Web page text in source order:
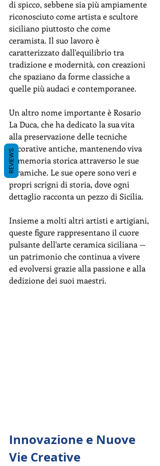
di spicco, sebbene sia più ampiamente
riconosciuto come artista e scultore
siciliano piuttosto che come
ceramista. Il suo lavoro è
caratterizzato dall'equilibrio tra
tradizione e modernità, con creazioni
che spaziano da forme classiche a
quelle più audaci e contemporanee.
Un altro nome importante è Rosario
La Duca, che ha dedicato la sua vita
alla preservazione delle tecniche
decorative antiche, mantenendo viva
la memoria storica attraverso le sue
ceramiche. Le sue opere sono veri e
propri scrigni di storia, dove ogni
dettaglio racconta un pezzo di Sicilia.
Insieme a molti altri artisti e artigiani,
queste figure rappresentano il cuore
pulsante dell'arte ceramica siciliana —
un patrimonio che continua a vivere
ed evolversi grazie alla passione e alla
dedizione dei suoi maestri.
Innovazione e Nuove
Vie Creative
REVIEWS